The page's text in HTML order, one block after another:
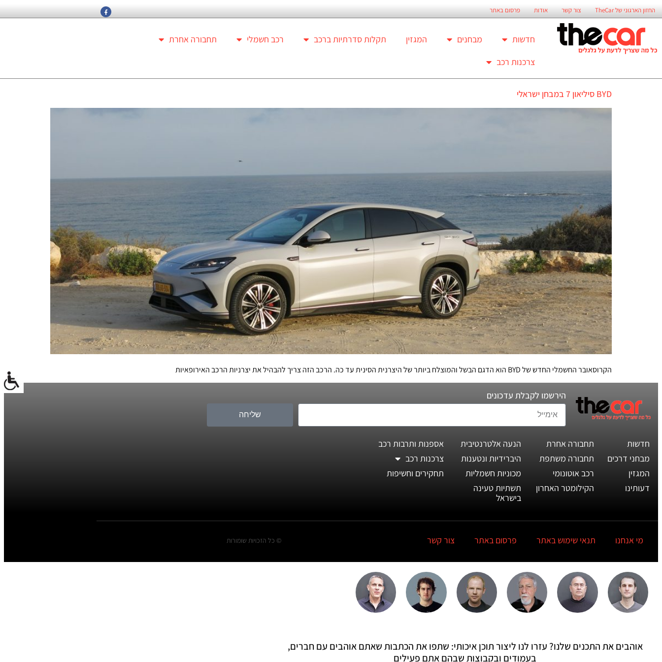
החזון הארגוני של TheCar צור קשר אודות פרסום באתר
חדשות מבחנים המגזין תקלות סדרתיות ברכב רכב חשמלי
תחבורה אחרת
צרכנות רכב
BYD סיליאון 7 במבחן ישראלי
הקרוסאובר החשמלי החדש של BYD הוא הדגם הבשל והמוצלח ביותר של היצרנית הסינית עד כה. הרכב הזה צריך להבהיל את יצרניות הרכב האירופאיות
הירשמו לקבלת עדכונים
שליחה
חדשות
מבחני דרכים
המגזין
דעותינו
תחבורה אחרת
תחבורה משתפת
רכב אוטונומי
הקילומטר האחרון
הנעה אלטרנטיבית
היברידיות ונטענות
מכוניות חשמליות
תשתיות טעינה
בישראל
אספנות ותרבות רכב
צרכנות רכב
תחקירים וחשיפות
מי אנחנו תנאי שימוש באתר פרסום באתר צור קשר © כל הזכויות שומורות
אוהבים את התכנים שלנו? עזרו לנו ליצור תוכן איכותי: שתפו את הכתבות שאתם אוהבים עם חברים,
בעמודים ובקבוצות שבהם אתם פעילים